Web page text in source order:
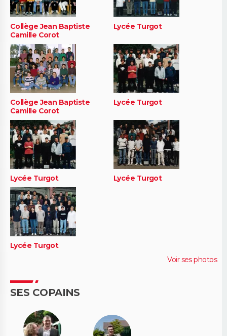
Collège Jean Baptiste
Camille Corot
Lycée Turgot
Collège Jean Baptiste
Camille Corot
Lycée Turgot
Lycée Turgot Lycée Turgot
Lycée Turgot
Voir ses photos
SES COPAINS